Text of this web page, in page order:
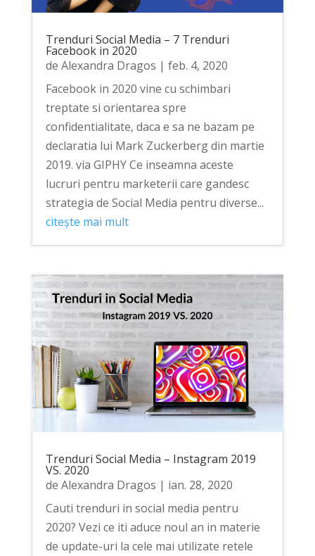
Trenduri Social Media – 7 Trenduri
Facebook in 2020
de Alexandra Dragos | feb. 4, 2020
Facebook in 2020 vine cu schimbari
treptate si orientarea spre
confidentialitate, daca e sa ne bazam pe
declaratia lui Mark Zuckerberg din martie
2019. via GIPHY Ce inseamna aceste
lucruri pentru marketerii care gandesc
strategia de Social Media pentru diverse...
citește mai mult
Trenduri Social Media – Instagram 2019
VS. 2020
de Alexandra Dragos | ian. 28, 2020
Cauti trenduri in social media pentru
2020? Vezi ce iti aduce noul an in materie
de update-uri la cele mai utilizate retele